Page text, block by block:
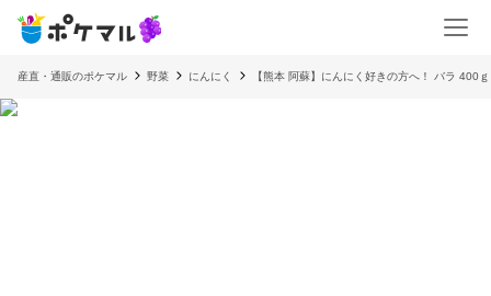
産直・通販のポケマル 野菜 にんにく 【熊本 阿蘇】にんにく好きの方へ！ バラ 400